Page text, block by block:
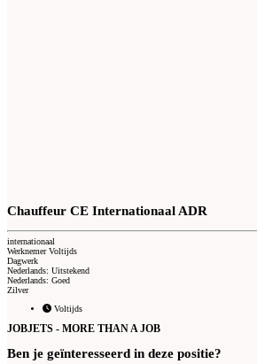
Chauffeur CE Internationaal ADR
internationaal
Werknemer Voltijds
Dagwerk
Nederlands: Uitstekend
Nederlands: Goed
Zilver
Voltijds
JOBJETS - MORE THAN A JOB
Ben je geïnteresseerd in deze positie?